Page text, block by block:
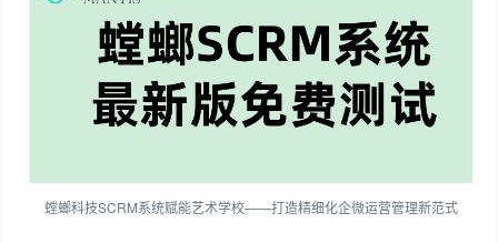
螳螂科技SCRM系统赋能艺术学校——打造精细化企微运营管理新范式